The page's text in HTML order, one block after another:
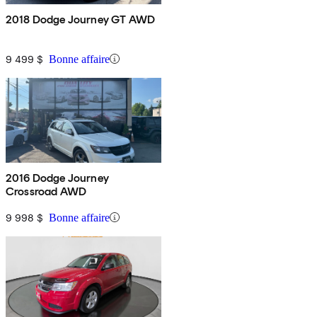
2018 Dodge Journey GT AWD
9 499 $ Bonne affaire
2016 Dodge Journey
Crossroad AWD
9 998 $ Bonne affaire